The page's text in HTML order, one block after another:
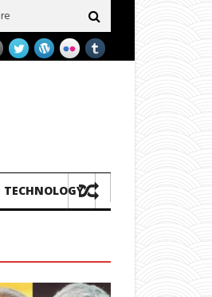
මීට පෙර එවූ නැව් 3ක බාල ගල් අඟුරු
TECHNOLOGY